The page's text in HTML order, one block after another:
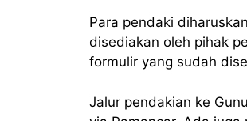
Para pendaki
disediakan oleh pihak
formulir yang sudah
Jalur pendakian ke